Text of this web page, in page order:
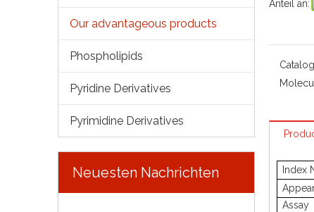
Our advantageous products
Phospholipids
Pyridine Derivatives
Pyrimidine Derivatives
Neuesten Nachrichten
Anteil an:
Index
Assay